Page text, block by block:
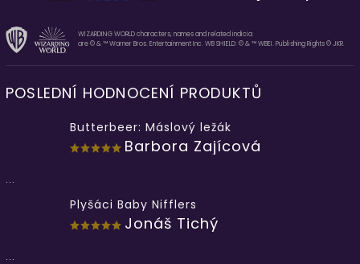
WIZARDING WORLD characters, names and related indicia
are © & ™ Warner Bros. Entertainment Inc. WB SHIELD: © & ™ WBEI. Publishing Rights © JKR.
POSLEDNÍ HODNOCENÍ PRODUKTŮ
Butterbeer: Máslový ležák
Barbora Zajícová
...
Plyšáci Baby Nifflers
Jonáš Tichý
...